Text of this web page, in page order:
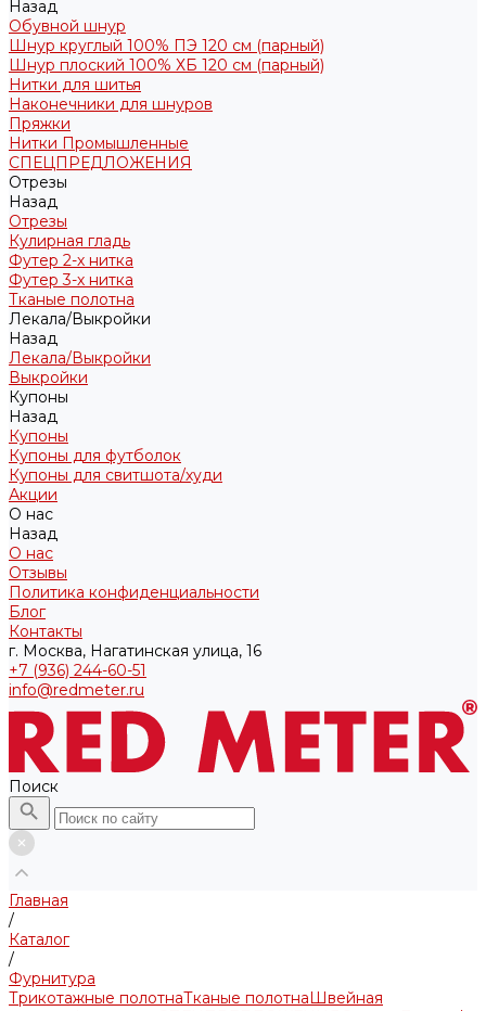
Назад
Обувной шнур
Шнур круглый 100% ПЭ 120 см (парный)
Шнур плоский 100% ХБ 120 см (парный)
Нитки для шитья
Наконечники для шнуров
Пряжки
Нитки Промышленные
СПЕЦПРЕДЛОЖЕНИЯ
Отрезы
Назад
Отрезы
Кулирная гладь
Футер 2-х нитка
Футер 3-х нитка
Тканые полотна
Лекала/Выкройки
Назад
Лекала/Выкройки
Выкройки
Купоны
Назад
Купоны
Купоны для футболок
Купоны для свитшота/худи
Акции
О нас
Назад
О нас
Отзывы
Политика конфиденциальности
Блог
Контакты
г. Москва, Нагатинская улица, 16
+7 (936) 244-60-51
info@redmeter.ru
Поиск
Главная
/
Каталог
/
Фурнитура
Трикотажные полотнаТканые полотнаШвейная